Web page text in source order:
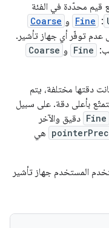
قيم محدّدة في الفئة
:
Fine و Coarse
عدم توفّر أي جهاز تأشير.
Fine و Coarse
دقتها مختلفة، يتم
بأعلى دقة. على سبيل
Fine دقيق والآخر
هي
المستخدم جهاز تأشير